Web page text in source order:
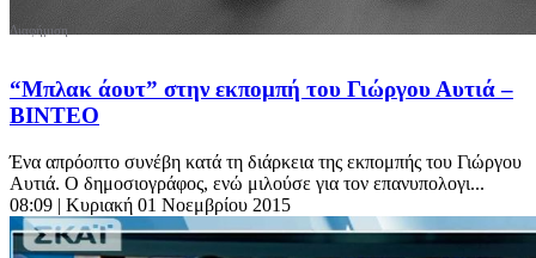
“Μπλακ άουτ” στην εκπομπή του Γιώργου Αυτιά –
ΒΙΝΤΕΟ
Ένα απρόοπτο συνέβη κατά τη διάρκεια της εκπομπής του Γιώργου
Αυτιά. Ο δημοσιογράφος, ενώ μιλούσε για τον επανυπολογι...
08:09 | Κυριακή 01 Νοεμβρίου 2015